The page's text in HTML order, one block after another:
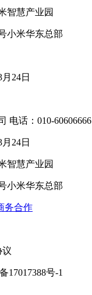
智慧产业园
小米华东总部
24日
电话：010-60606666
24日
智慧产业园
小米华东总部
务合作
议
17017388号-1